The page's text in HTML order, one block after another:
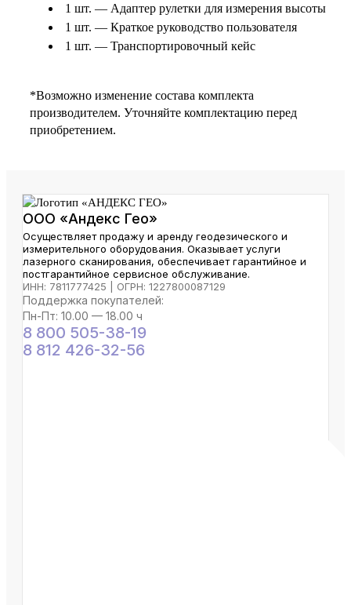
1 шт. — Адаптер рулетки для измерения высоты
1 шт. — Краткое руководство пользователя
1 шт. — Транспортировочный кейс
*Возможно изменение состава комплекта
производителем. Уточняйте комплектацию перед
приобретением.
ООО «Андекс Гео»
Осуществляет продажу и аренду геодезического и
измерительного оборудования. Оказывает услуги
лазерного сканирования, обеспечивает гарантийное и
постгарантийное сервисное обслуживание.
ИНН: 7811777425 | ОГРН: 1227800087129
Поддержка покупателей:
Пн-Пт: 10.00 — 18.00 ч
8 800 505-38-19
8 812 426-32-56